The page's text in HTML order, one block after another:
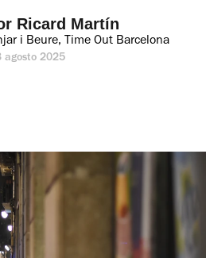
Ricard Martín
i Beure, Time Out Barcelona
agosto 2025